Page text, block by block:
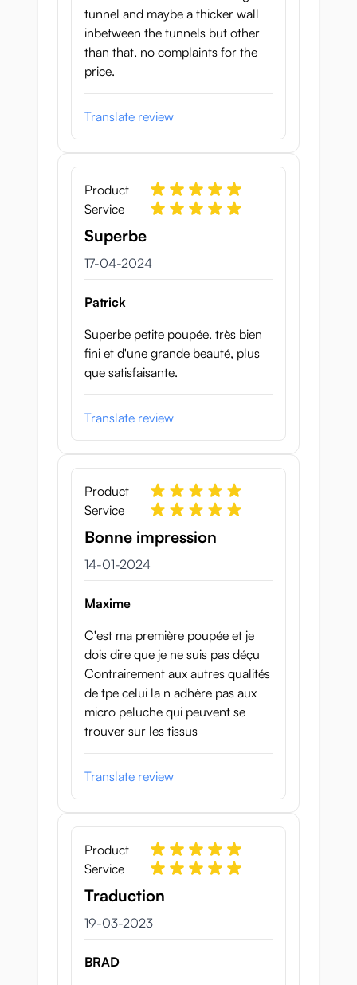
tunnel and maybe a thicker wall
inbetween the tunnels but other
than that, no complaints for the
price.
Translate review
Product
Service
Superbe
17 april 2024
17-04-2024
Patrick
Superbe petite poupée, très bien
fini et d'une grande beauté, plus
que satisfaisante.
Translate review
Product
Service
Bonne impression
14 januari 2024
14-01-2024
Maxime
C'est ma première poupée et je
dois dire que je ne suis pas déçu
Contrairement aux autres qualités
de tpe celui la n adhère pas aux
micro peluche qui peuvent se
trouver sur les tissus
Translate review
Product
Service
Traduction
19 maart 2023
19-03-2023
BRAD